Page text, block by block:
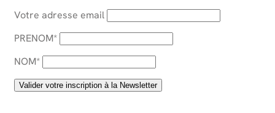
Votre adresse email
PRENOM*
NOM*